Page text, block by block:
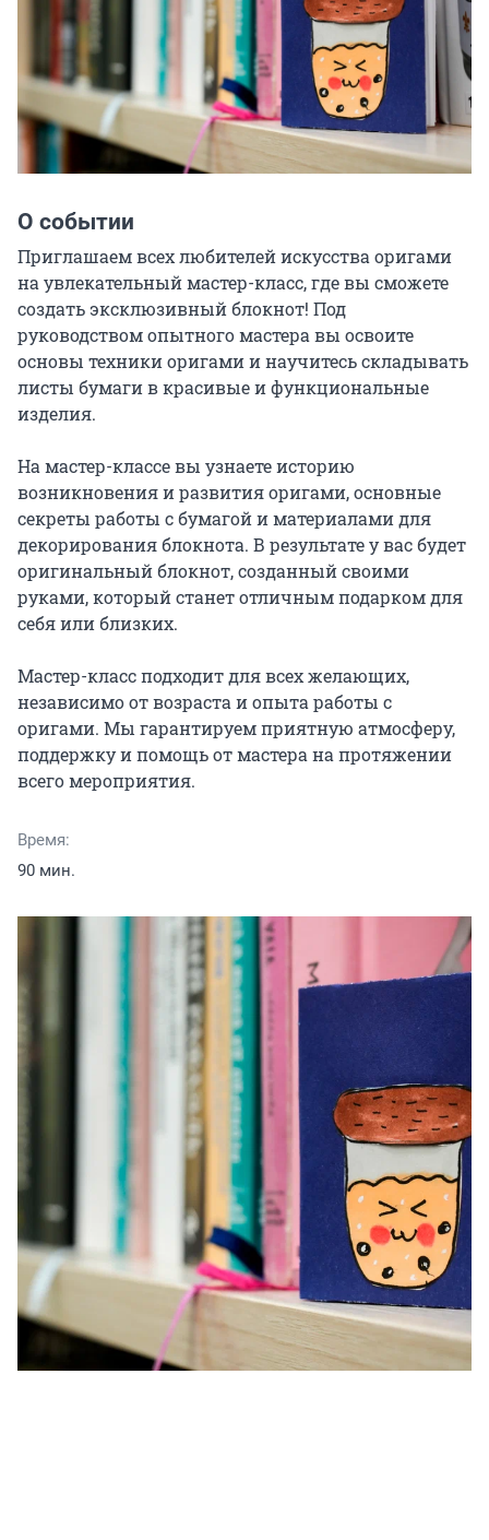
О событии
Приглашаем всех любителей искусства оригами
на увлекательный мастер-класс, где вы сможете
создать эксклюзивный блокнот! Под
руководством опытного мастера вы освоите
основы техники оригами и научитесь складывать
листы бумаги в красивые и функциональные
изделия.
На мастер-классе вы узнаете историю
возникновения и развития оригами, основные
секреты работы с бумагой и материалами для
декорирования блокнота. В результате у вас будет
оригинальный блокнот, созданный своими
руками, который станет отличным подарком для
себя или близких.
Мастер-класс подходит для всех желающих,
независимо от возраста и опыта работы с
оригами. Мы гарантируем приятную атмосферу,
поддержку и помощь от мастера на протяжении
всего мероприятия.
Время:
90 мин.